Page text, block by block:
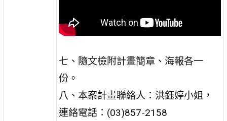
七、隨文檢附計畫簡章、海報各一
份。
八、本案計畫聯絡人：洪鈺婷小姐，
連絡電話：(03)857-2158